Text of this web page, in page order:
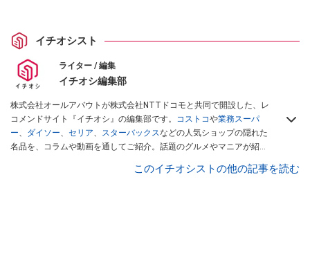
イチオシスト
ライター / 編集
イチオシ編集部
株式会社オールアバウトが株式会社NTTドコモと共同で開設した、レ
コメンドサイト『イチオシ』の編集部です。 コストコや業務スーパ
ー、 ダイソー、 セリア、 スターバックスなどの人気ショップの隠れた
名品を、コラムや動画を通してご紹介。話題のグルメやマニアが紹介
インフルエンサーが実際に使用してレビューしています。毎日トレン
このイチオシストの他の記事を読む